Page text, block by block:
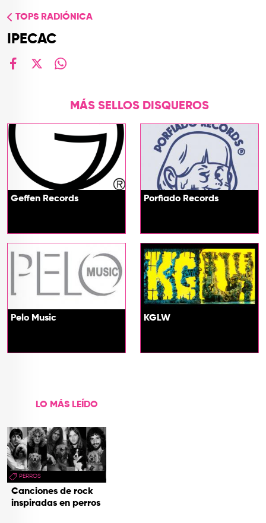
TOPS RADIÓNICA
IPECAC
MÁS SELLOS DISQUEROS
Geffen Records Porfiado Records
Pelo Music KGLW
LO MÁS LEÍDO
PERROS
Canciones de rock
inspiradas en perros